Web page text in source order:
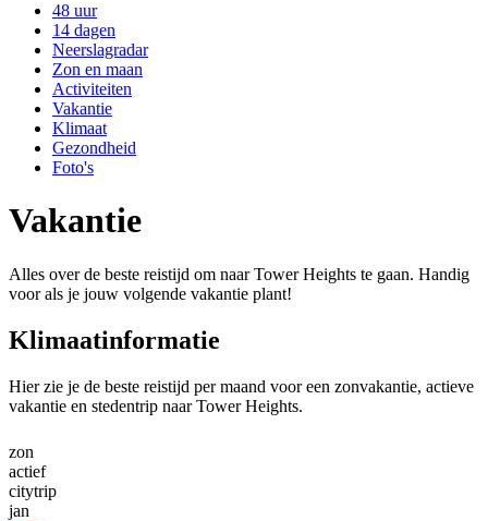
48 uur
14 dagen
Neerslagradar
Zon en maan
Activiteiten
Vakantie
Klimaat
Gezondheid
Foto's
Vakantie
Alles over de beste reistijd om naar Tower Heights te gaan. Handig
voor als je jouw volgende vakantie plant!
Klimaatinformatie
Hier zie je de beste reistijd per maand voor een zonvakantie, actieve
vakantie en stedentrip naar Tower Heights.
zon
actief
citytrip
jan